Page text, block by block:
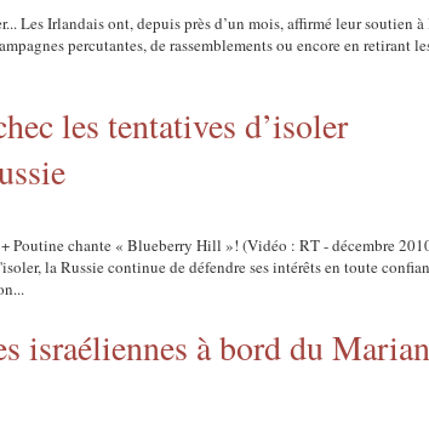
Les Irlandais ont, depuis près d’un mois, affirmé leur soutien à
percutantes, de rassemblements ou encore en retirant
les tentatives d’isoler
Poutine chante « Blueberry Hill »! (Vidéo : RT - décembre
la Russie continue de défendre ses intérêts en toute
israéliennes à bord du